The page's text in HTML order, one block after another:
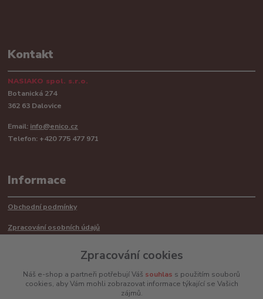
Kontakt
NASIAKO spol. s.r.o.
Botanická 274
362 63 Dalovice
Email: info@enico.cz
Telefon: +420 775 477 971
Informace
Obchodní podmínky
Zpracování osobních údajů
Mimosoudní řešení sporů ADR
Zpracování cookies
Náš e-shop a partneři potřebují Váš souhlas s použitím souborů
cookies, aby Vám mohli zobrazovat informace týkající se Vašich
zájmů.